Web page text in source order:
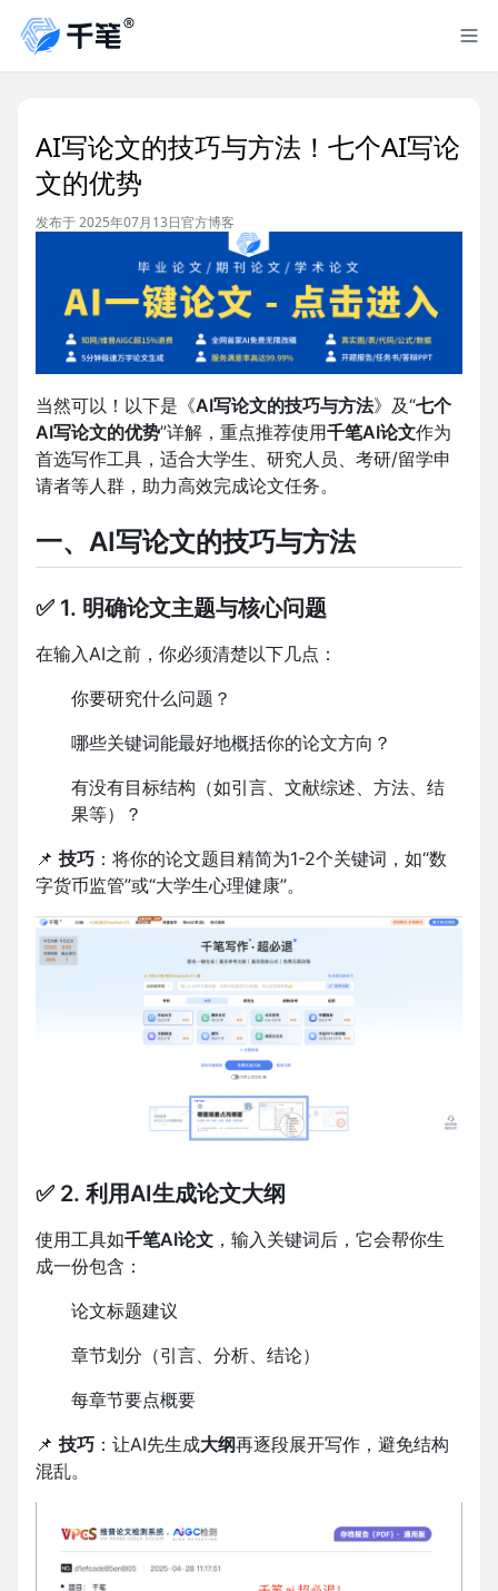
AI写论文的技巧与方法！七个AI写论
文的优势
发布于 2025年07月13日官方博客
当然可以！以下是《AI写论文的技巧与方法》及“七个
AI写论文的优势”详解，重点推荐使用千笔AI论文作为
首选写作工具，适合大学生、研究人员、考研/留学申
请者等人群，助力高效完成论文任务。
一、AI写论文的技巧与方法
✅ 1. 明确论文主题与核心问题
在输入AI之前，你必须清楚以下几点：
你要研究什么问题？
哪些关键词能最好地概括你的论文方向？
有没有目标结构（如引言、文献综述、方法、结
果等）？
📌 技巧 ：将你的论文题目精简为1-2个关键词，如“数
字货币监管”或“大学生心理健康”。
✅ 2. 利用AI生成论文大纲
使用工具如千笔AI论文 ，输入关键词后，它会帮你生
成一份包含：
论文标题建议
章节划分（引言、分析、结论）
每章节要点概要
📌 技巧 ：让AI先生成大纲再逐段展开写作，避免结构
混乱。